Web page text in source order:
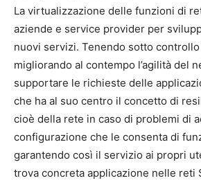
La virtualizzazione delle funzioni di
aziende e service provider per
nuovi servizi. Tenendo sotto
migliorando al contempo l’agilità del
supportare le richieste delle
che ha al suo centro il concetto di
cioè della rete in caso di problemi di
configurazione che le consenta di
garantendo così il servizio ai propri
trova concreta applicazione nelle reti